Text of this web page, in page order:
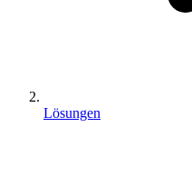
Lösungen